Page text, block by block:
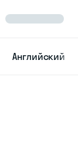
Английский